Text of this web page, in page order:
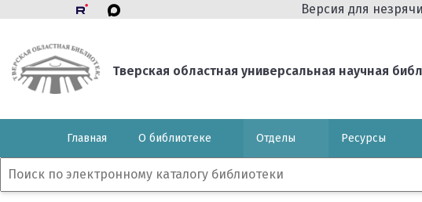
Версия для
Тверская областная универсальная научная
Главная О библиотеке Отделы Ресурсы